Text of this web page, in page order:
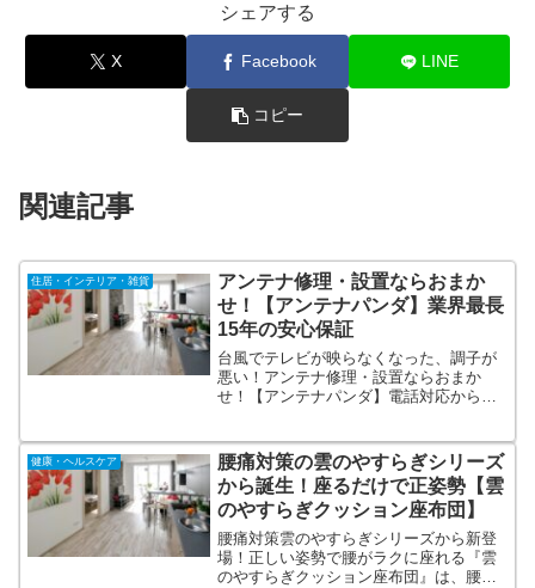
シェアする
X Facebook LINE
コピー
関連記事
住居・インテリア・雑貨
アンテナ修理・設置ならおまか
せ！【アンテナパンダ】業界最長
15年の安心保証
台風でテレビが映らなくなった、調子が
悪い！アンテナ修理・設置ならおまか
せ！【アンテナパンダ】電話対応から現
の安心保証のため、初めての利用でも安
心！困ったときはアンテナパンダに是非
ご連絡ください。
健康・ヘルスケア
腰痛対策の雲のやすらぎシリーズ
から誕生！座るだけで正姿勢【雲
のやすらぎクッション座布団】
腰痛対策雲のやすらぎシリーズから新登
場！正しい姿勢で腰がラクに座れる『雲
のやすらぎクッション座布団』は、腰の